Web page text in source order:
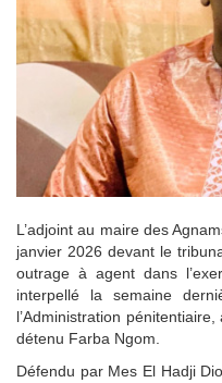
L’adjoint au maire des
janvier 2026 devant le
outrage à agent dans
interpellé la semaine
l’Administration
détenu Farba Ngom.
Défendu par Mes El Hadji